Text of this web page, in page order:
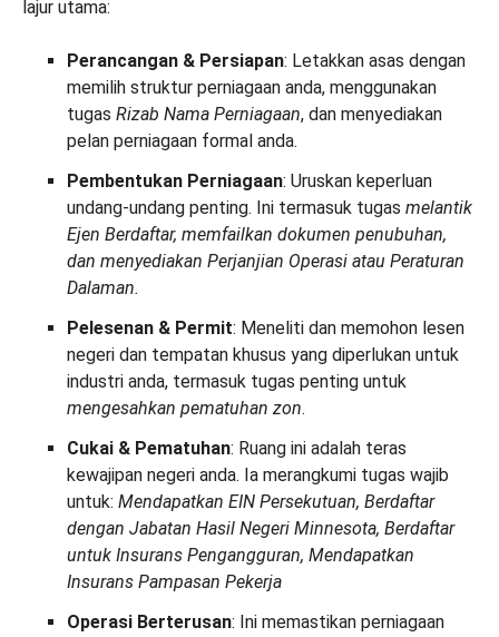
lajur utama:
Perancangan & Persiapan: Letakkan asas dengan
memilih struktur perniagaan anda, menggunakan
tugas Rizab Nama Perniagaan, dan menyediakan
pelan perniagaan formal anda.
Pembentukan Perniagaan: Uruskan keperluan
undang-undang penting. Ini termasuk tugas melantik
Ejen Berdaftar, memfailkan dokumen penubuhan,
dan menyediakan Perjanjian Operasi atau Peraturan
Dalaman.
Pelesenan & Permit: Meneliti dan memohon lesen
negeri dan tempatan khusus yang diperlukan untuk
industri anda, termasuk tugas penting untuk
mengesahkan pematuhan zon.
Cukai & Pematuhan: Ruang ini adalah teras
kewajipan negeri anda. Ia merangkumi tugas wajib
untuk: Mendapatkan EIN Persekutuan, Berdaftar
dengan Jabatan Hasil Negeri Minnesota, Berdaftar
untuk Insurans Pengangguran, Mendapatkan
Insurans Pampasan Pekerja
Operasi Berterusan: Ini memastikan perniagaan